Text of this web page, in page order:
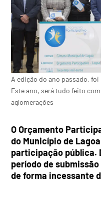
A edição do ano passado,
Este ano, será tudo feito
aglomerações
O Orçamento
do Município de
participação pública.
período de
de forma incessante